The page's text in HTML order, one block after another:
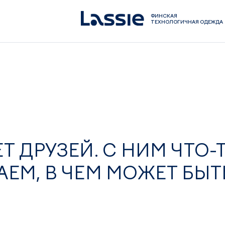
ФИНСКАЯ
ТЕХНОЛОГИЧНАЯ ОДЕЖДА
ДРУЗЕЙ. С НИМ ЧТО-
В ЧЕМ МОЖЕТ